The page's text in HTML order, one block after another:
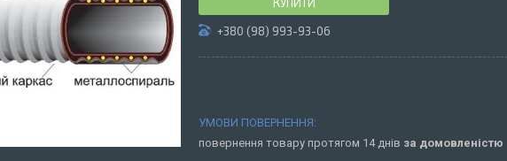
+380 (98) 993-93-06
повернення товару протягом 14 днів за домовленістю